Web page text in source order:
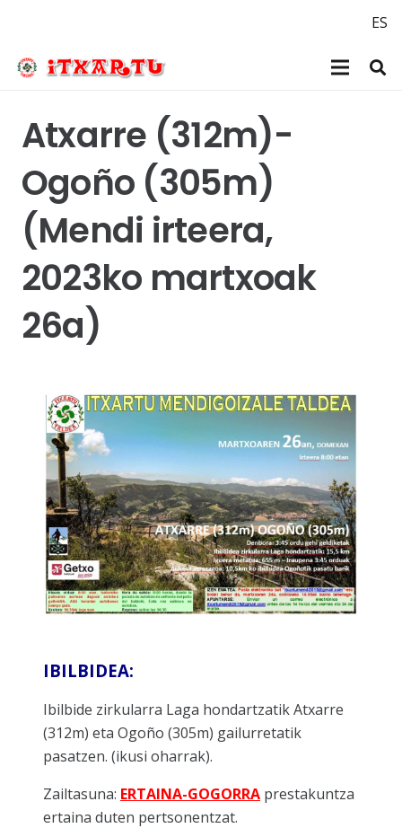
ES
Atxarre (312m)-
Ogoño (305m)
(Mendi irteera,
2023ko martxoak
26a)
IBILBIDEA:
Ibilbide zirkularra Laga hondartzatik Atxarre
(312m) eta Ogoño (305m) gailurretatik
pasatzen. (ikusi oharrak).
Zailtasuna: ERTAINA-GOGORRA prestakuntza
ertaina duten pertsonentzat.